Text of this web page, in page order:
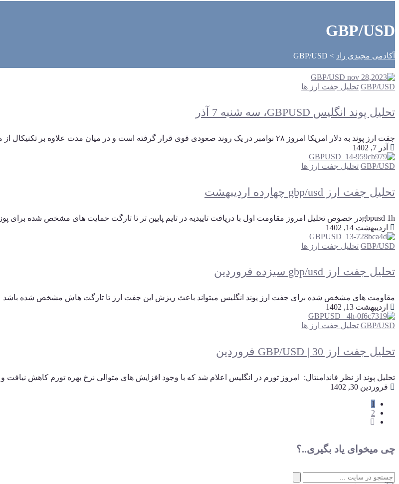
GBP/USD
آکادمی مجیدی راد >
GBP/USD
GBP/USD تحلیل جفت ارز ها
تحلیل پوند انگلیس GBPUSD، سه شنبه 7 آذر
جفت ارز پوند به دلار امریکا امروز ۲۸ نوامبر در یک روند صعودی قوی قرار گرفته است و در میان مدت علاوه بر تکنیکال از منظر فاندامنتال نیز صعودی است به هم...
آذر 7, 1402
GBP/USD تحلیل جفت ارز ها
تحلیل جفت ارز gbp/usd چهارده اردیبهشت
gbpusd 1hدر خصوص تحلیل امروز مقاومت اول با دریافت تاییدیه در تایم پایین تر تا تارگت حمایت های مشخص شده برای پوزیشن سل مناسب هستند و مقاومت بالاتر با پ...
اردیبهشت 14, 1402
GBP/USD تحلیل جفت ارز ها
تحلیل جفت ارز gbp/usd سیزده فروردین
مقاومت های مشخص شده برای جفت ارز پوند انگلیس میتواند باعث ریزش این جفت ارز تا تارگت هاش مشخص شده باشد
اردیبهشت 13, 1402
GBP/USD تحلیل جفت ارز ها
تحلیل جفت ارز GBP/USD | 30 فروردین
تحلیل پوند از نظر فاندامنتال: امروز تورم در انگلیس اعلام شد که با وجود افزایش های متوالی نرخ بهره تورم کاهش نیافت
فروردین 30, 1402
1
2
چی میخوای یاد بگیری..؟